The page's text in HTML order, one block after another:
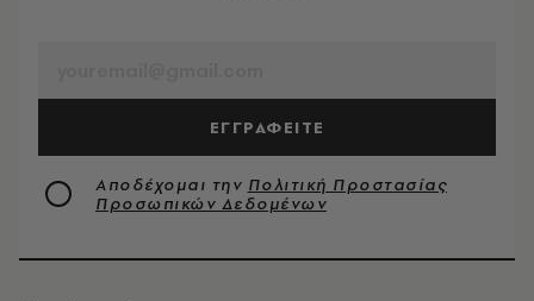
ΕΓΓΡΑΦΕΙΤΕ
Αποδέχομαι την Πολιτική Προστασίας
Προσωπικών Δεδομένων